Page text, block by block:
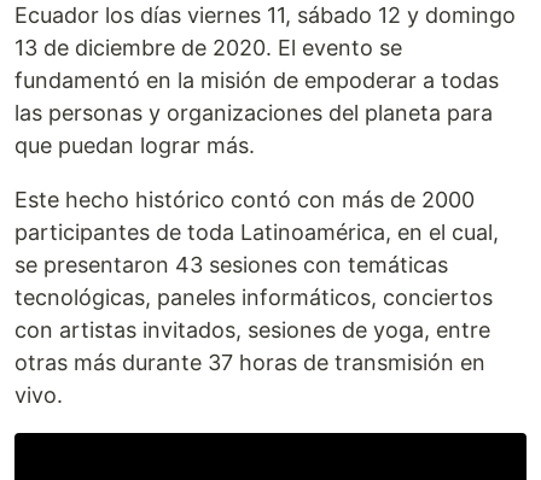
Ecuador los días viernes 11, sábado 12 y domingo
13 de diciembre de 2020. El evento se
fundamentó en la misión de empoderar a todas
las personas y organizaciones del planeta para
que puedan lograr más.
Este hecho histórico contó con más de 2000
participantes de toda Latinoamérica, en el cual,
se presentaron 43 sesiones con temáticas
tecnológicas, paneles informáticos, conciertos
con artistas invitados, sesiones de yoga, entre
otras más durante 37 horas de transmisión en
vivo.